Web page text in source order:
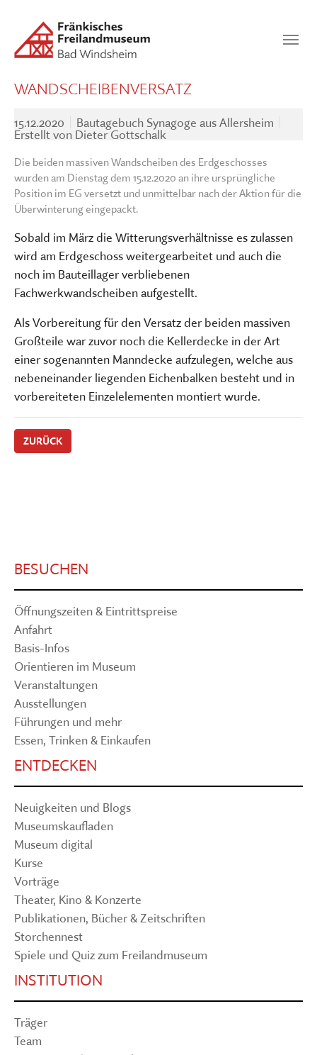
SUCHEN
WANDSCHEIBENVERSATZ
15.12.2020
Bautagebuch Synagoge aus Allersheim
Erstellt von Dieter Gottschalk
Die beiden massiven Wandscheiben des Erdgeschosses
wurden am Dienstag dem 15.12.2020 an ihre ursprüngliche
Position im EG versetzt und unmittelbar nach der Aktion für die
Überwinterung eingepackt.
Sobald im März die Witterungsverhältnisse es zulassen
wird am Erdgeschoss weitergearbeitet und auch die
noch im Bauteillager verbliebenen
Fachwerkwandscheiben aufgestellt.
Als Vorbereitung für den Versatz der beiden massiven
Großteile war zuvor noch die Kellerdecke in der Art
einer sogenannten Manndecke aufzulegen, welche aus
nebeneinander liegenden Eichenbalken besteht und in
vorbereiteten Einzelelementen montiert wurde.
ZURÜCK
BESUCHEN
Öffnungszeiten & Eintrittspreise
Anfahrt
Basis-Infos
Orientieren im Museum
Veranstaltungen
Ausstellungen
Führungen und mehr
Essen, Trinken & Einkaufen
ENTDECKEN
Neuigkeiten und Blogs
Museumskaufladen
Museum digital
Kurse
Vorträge
Theater, Kino & Konzerte
Publikationen, Bücher & Zeitschriften
Storchennest
Spiele und Quiz zum Freilandmuseum
INSTITUTION
Träger
Team